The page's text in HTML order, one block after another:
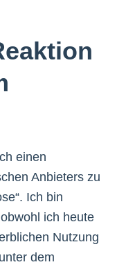
einen
Anbieters zu
Ich bin
ich heute
Nutzung
dem